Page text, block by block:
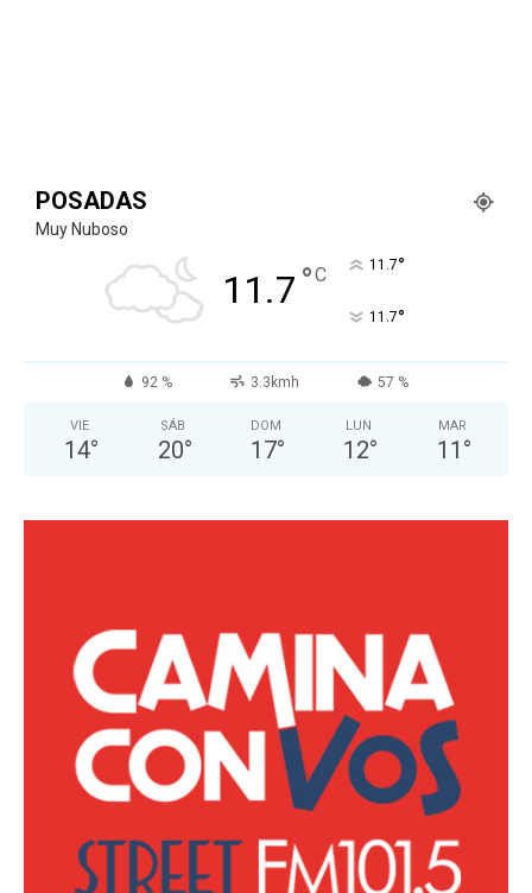
POSADAS
Muy Nuboso
11.7 °C 11.7°
11.7°
92 % 3.3kmh 57 %
VIE
14°
SÁB
20°
DOM
17°
LUN
12°
MAR
11 °